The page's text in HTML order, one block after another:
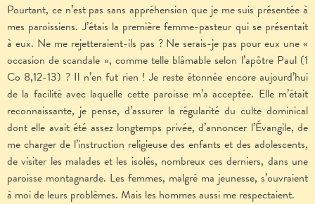
Pourtant, ce n’est pas sans appréhension que je me suis présentée à
mes paroissiens. J’étais la première femme-pasteur qui se présentait
à eux. Ne me rejetteraient-ils pas ? Ne serais-je pas pour eux une «
occasion de scandale », comme telle blâmable selon l’apôtre Paul (1
Co 8,12-13) ? Il n’en fut rien ! Je reste étonnée encore aujourd’hui
de la facilité avec laquelle cette paroisse m’a acceptée. Elle m’était
reconnaissante, je pense, d’assurer la régularité du culte dominical
dont elle avait été assez longtemps privée, d’annoncer l’Évangile, de
me charger de l’instruction religieuse des enfants et des adolescents,
de visiter les malades et les isolés, nombreux ces derniers, dans une
paroisse montagnarde. Les femmes, malgré ma jeunesse, s’ouvraient
à moi de leurs problèmes. Mais les hommes aussi me respectaient.